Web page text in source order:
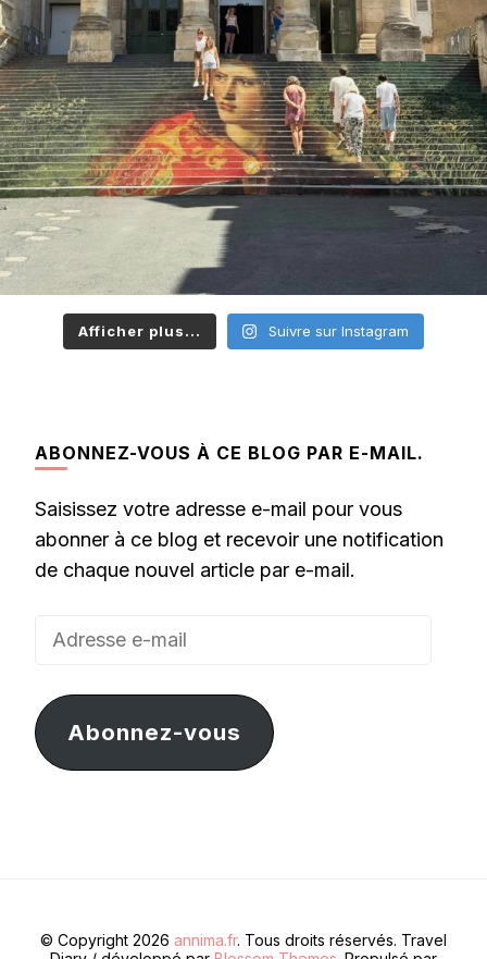
Afficher plus... Suivre sur Instagram
ABONNEZ-VOUS À CE BLOG PAR E-MAIL.
Saisissez votre adresse e-mail pour vous
abonner à ce blog et recevoir une notification
de chaque nouvel article par e-mail.
Adresse
mail
Abonnez-vous
© Copyright 2026 annima.fr. Tous droits réservés. Travel